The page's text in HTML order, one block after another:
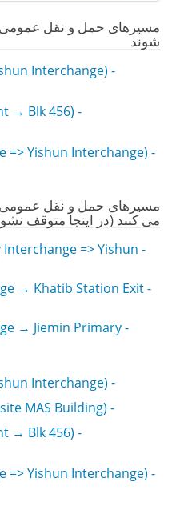
مسیرهای حمل و نقل
شوند
- Svc 807 (Roundtrip from Yishun Interchange)
- Svc 850E (Hub Synergy Point → Blk 456)
- Svc 860 (Yishun Interchange => Yishun Interchange)
مسیرهای حمل و نقل عمومی
می کنند (در اینجا متوقف
Interchange => Yishun
→ Khatib Station Exit
→ Jiemin Primary
- Svc 807 (Roundtrip from Yishun Interchange)
- Svc 850E (Blk 432C → Opposite MAS Building)
- Svc 850E (Hub Synergy Point → Blk 456)
- Svc 860 (Yishun Interchange => Yishun Interchange)